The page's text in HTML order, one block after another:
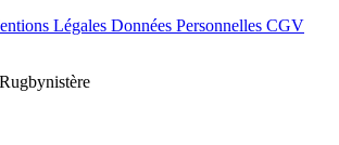
Légales Données Personnelles CGV